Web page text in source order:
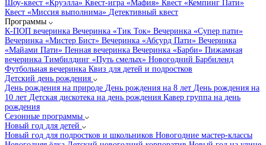
Шоу-квест «Круэлла» Квест-игра «Мафия» Квест «Кемпинг Пати»
Квест «Миссия выполнима» Детективный квест
Программы
К-ПОП вечеринка Вечеринка «Тик Ток» Вечеринка «Супер пати»
Вечеринка «Мистер Бист» Вечеринка «Абсурд Пати» Вечеринка
«Майами Пати» Пенная вечеринка Вечеринка «Барби» Пижамная
вечеринка Тимбилдинг «Путь смелых» Новогодний Барбиленд
Футбольная вечеринка Квиз для детей и подростков
Детский день рождения
День рождения на природе День рождения на 8 лет День рождения на
10 лет Детская дискотека на день рождения Кавер группа на день
рождения
Сезонные программы
Новый год для детей
Новый год для подростков и школьников Новогодние мастер-классы